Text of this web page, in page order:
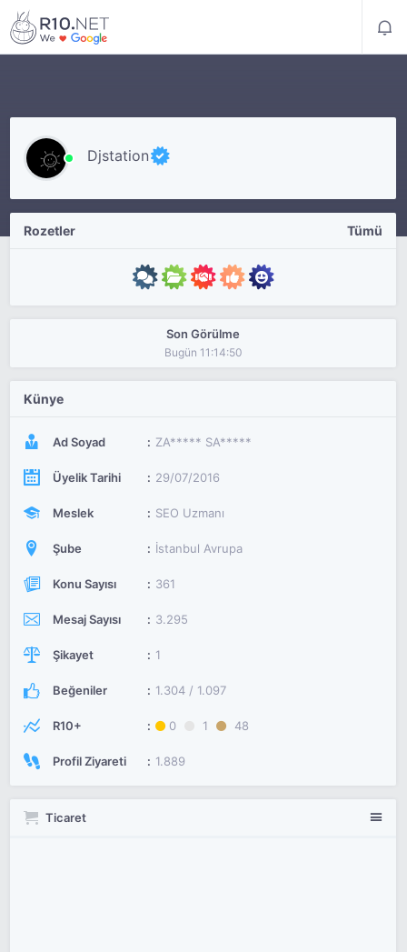
Djstation
Rozetler Tümü
Son Görülme
Bugün 11:14:50
Künye
Ad Soyad ZA***** SA*****
Üyelik Tarihi 29/07/2016
Meslek SEO Uzmanı
Şube İstanbul Avrupa
Konu Sayısı 361
Mesaj Sayısı 3.295
Şikayet 1
Beğeniler 1.304 / 1.097
R10+ 0 1 48
Profil Ziyareti 1.889
Ticaret